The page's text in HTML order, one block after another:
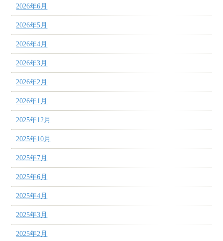
2026年6月
2026年5月
2026年4月
2026年3月
2026年2月
2026年1月
2025年12月
2025年10月
2025年7月
2025年6月
2025年4月
2025年3月
2025年2月